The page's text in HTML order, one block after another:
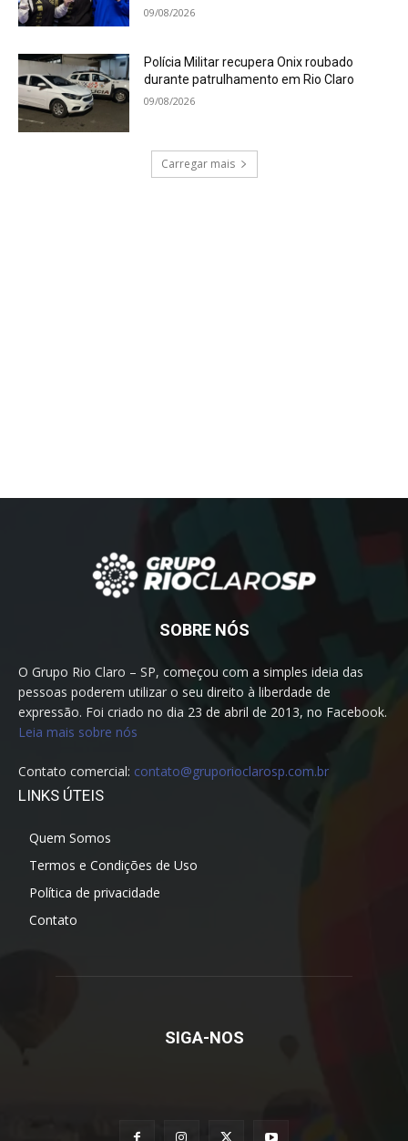
09/08/2026
Polícia Militar recupera Onix roubado
durante patrulhamento em Rio Claro
09/08/2026
Carregar mais
SOBRE NÓS
O Grupo Rio Claro – SP, começou com a simples ideia das
pessoas poderem utilizar o seu direito à liberdade de
expressão. Foi criado no dia 23 de abril de 2013, no Facebook.
Leia mais sobre nós
Contato comercial: contato@gruporioclarosp.com.br
LINKS ÚTEIS
Quem Somos
Termos e Condições de Uso
Política de privacidade
Contato
SIGA-NOS